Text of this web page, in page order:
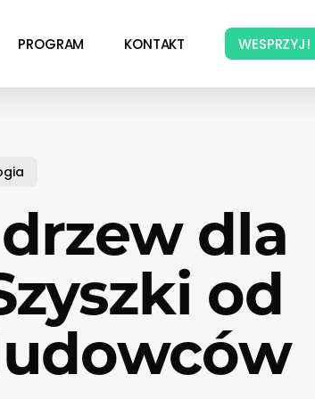
PROGRAM KONTAKT WESPRZYJ!
dla
od